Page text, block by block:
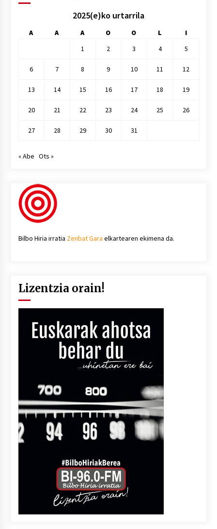
2025(e)ko urtarrila
A A A O O L
I
1
2 3 4 5
6 7 8 9 10 11 12
13 14 15 16 17 18 19
20 21 22 23 24 25 26
27 28 29 30 31
« Abe Ots »
Bilbo Hiria irratia Zenbat Gara elkartearen ekimena da.
Lizentzia orain!